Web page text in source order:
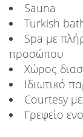
Sauna
Turkish
Spa με
προσώπου
Χώρος
Ιδιωτικό
Courtesy
Γρεφείο